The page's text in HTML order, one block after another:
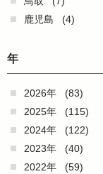
鹿児島
(4)
年
2026年
(83)
2025年
(115)
2024年
(122)
2023年
(40)
2022年
(59)